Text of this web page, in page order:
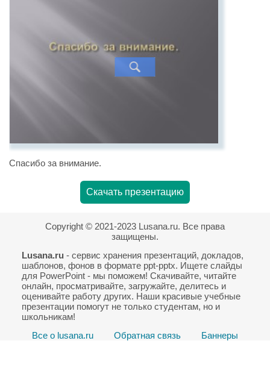
Спасибо за внимание.
Скачать презентацию
Copyright © 2021-2023 Lusana.ru. Все права
защищены.
Lusana.ru- сервис хранения презентаций, докладов,
шаблонов, фонов в формате ppt-pptx. Ищете слайды
для PowerPoint - мы поможем! Скачивайте, читайте
онлайн, просматривайте, загружайте, делитесь и
оценивайте работу других. Наши красивые учебные
презентации помогут не только студентам, но и
школьникам!
Все о lusana.ru
Обратная связь Баннеры